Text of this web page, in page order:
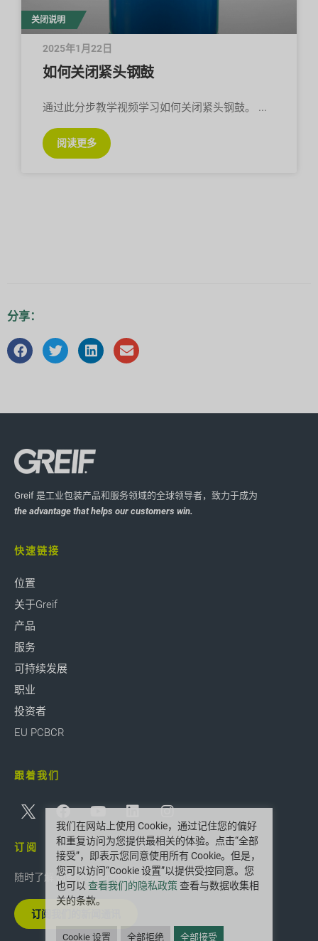
关闭说明
如何关闭紧头钢鼓
通过此分步教学视频学习如何关闭紧头钢鼓。
阅读更多
2025年1月22日
分享：
Greif 是工业包装产品和服务领域的全球领导者，致力于成为
the advantage that helps our customers win.
快速链接
位置
关于Greif
产品
服务
可持续发展
职业
投资者
EU PCBCR
跟着我们
订阅
随时了解 Greif 的最新创新和新闻。
订阅我们的新闻通讯
我们在网站上使用 Cookie，通过记住您的偏好
和重复访问为您提供最相关的体验。点击“全部
接受”，即表示您同意使用所有 Cookie。但是，
您可以访问“Cookie 设置”以提供受控同意。您
也可以 查看我们的隐私政策查看与数据收集相
关的条款。
Cookie 设置 全部拒绝 全部接受